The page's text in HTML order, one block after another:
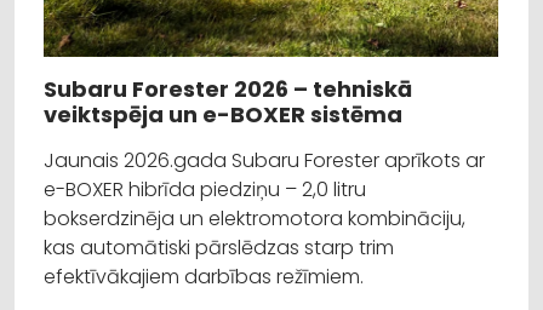
Subaru Forester 2026 – tehniskā
veiktspēja un e-BOXER sistēma
Jaunais 2026.gada Subaru Forester aprīkots ar
e-BOXER hibrīda piedziņu – 2,0 litru
bokserdzinēja un elektromotora kombināciju,
kas automātiski pārslēdzas starp trim
efektīvākajiem darbības režīmiem.